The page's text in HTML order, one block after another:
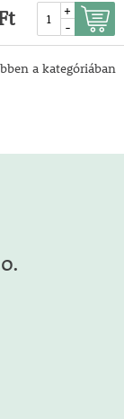
+
-
a kategóriában